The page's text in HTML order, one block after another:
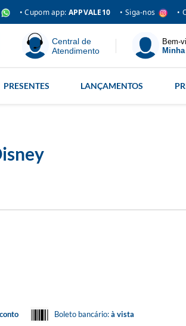
• Cupom app: APPVALE10 • Siga-nos •
Central de
Atendimento
Bem-
PRESENTES LANÇAMENTOS
Boleto bancário:à vista